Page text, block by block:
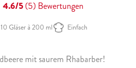
4.6/5(5)Bewertungen
Gläser à 200 ml Einfach
mit saurem Rhabarber!